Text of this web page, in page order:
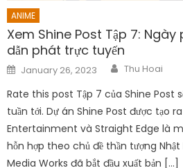
ANIME
Xem Shine Post Tập 7:
dẫn phát trực tuyến
Posted
on
January 26, 2023 Author
Thu Hoai
Rate this post Tập 7 của Shine Post
tuần tới. Dự án Shine Post được tạo
Entertainment và Straight Edge là
hỗn hợp theo chủ đề thần tượng Nhật
Media Works đã bắt đầu xuất bản […]